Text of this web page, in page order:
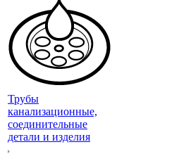
Трубы
канализационные,
соединительные
детали и изделия